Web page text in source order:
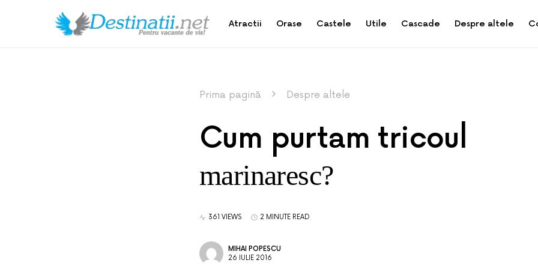
Atractii Orase Castele Utile Cascade Despre altele
Prima pagină Despre altele
Cum purtam tricoul
marinaresc?
361 VIEWS 2 MINUTE READ
MIHAI POPESCU
26 IULIE 2016